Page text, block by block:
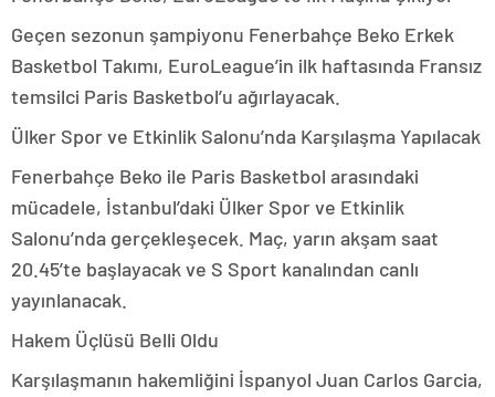
Geçen sezonun şampiyonu Fenerbahçe Beko Erkek
Basketbol Takımı, EuroLeague’in ilk haftasında Fransız
temsilci Paris Basketbol’u ağırlayacak.
Ülker Spor ve Etkinlik Salonu’nda Karşılaşma Yapılacak
Fenerbahçe Beko ile Paris Basketbol arasındaki
mücadele, İstanbul’daki Ülker Spor ve Etkinlik
Salonu’nda gerçekleşecek. Maç, yarın akşam saat
20.45’te başlayacak ve S Sport kanalından canlı
yayınlanacak.
Hakem Üçlüsü Belli Oldu
Karşılaşmanın hakemliğini İspanyol Juan Carlos Garcia,